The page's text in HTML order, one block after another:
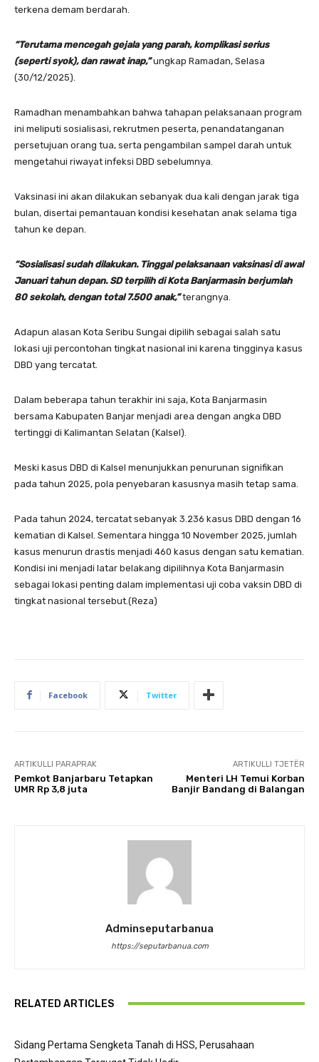
terkena demam berdarah.
“Terutama mencegah gejala yang parah, komplikasi serius
(seperti syok), dan rawat inap,”ungkap Ramadan, Selasa
(30/12/2025).
Ramadhan menambahkan bahwa tahapan pelaksanaan program
ini meliputi sosialisasi, rekrutmen peserta, penandatanganan
persetujuan orang tua, serta pengambilan sampel darah untuk
mengetahui riwayat infeksi DBD sebelumnya.
Vaksinasi ini akan dilakukan sebanyak dua kali dengan jarak tiga
bulan, disertai pemantauan kondisi kesehatan anak selama tiga
tahun ke depan.
“Sosialisasi sudah dilakukan. Tinggal pelaksanaan vaksinasi di awal
Januari tahun depan. SD terpilih di Kota Banjarmasin berjumlah
80 sekolah, dengan total 7.500 anak,”terangnya.
Adapun alasan Kota Seribu Sungai dipilih sebagai salah satu
lokasi uji percontohan tingkat nasional ini karena tingginya kasus
DBD yang tercatat.
Dalam beberapa tahun terakhir ini saja, Kota Banjarmasin
bersama Kabupaten Banjar menjadi area dengan angka DBD
tertinggi di Kalimantan Selatan (Kalsel).
Meski kasus DBD di Kalsel menunjukkan penurunan signifikan
pada tahun 2025, pola penyebaran kasusnya masih tetap sama.
Pada tahun 2024, tercatat sebanyak 3.236 kasus DBD dengan 16
kematian di Kalsel. Sementara hingga 10 November 2025, jumlah
kasus menurun drastis menjadi 460 kasus dengan satu kematian.
Kondisi ini menjadi latar belakang dipilihnya Kota Banjarmasin
sebagai lokasi penting dalam implementasi uji coba vaksin DBD di
tingkat nasional tersebut.(Reza)
Facebook Twitter
ARTIKULLI PARAPRAK
Pemkot Banjarbaru Tetapkan
UMR Rp 3,8 juta
ARTIKULLI TJETËR
Menteri LH Temui Korban
Banjir Bandang di Balangan
Adminseputarbanua
https://seputarbanua.com
RELATED ARTICLES
Sidang Pertama Sengketa Tanah di HSS, Perusahaan